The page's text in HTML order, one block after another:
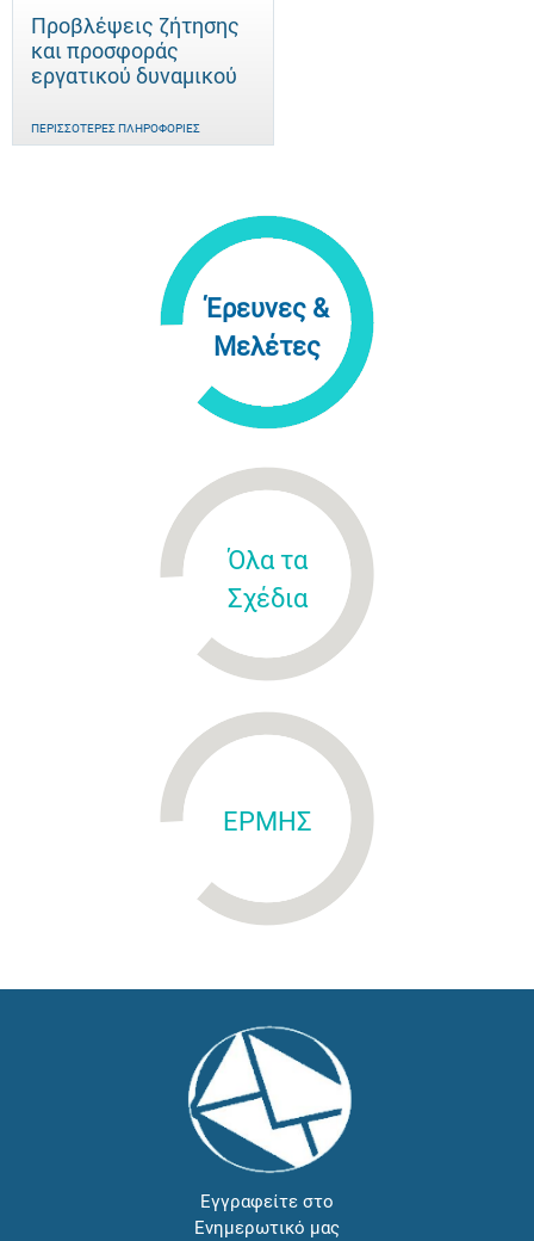
Προβλέψεις ζήτησης
και προσφοράς
εργατικού δυναμικού
ΠΕΡΙΣΣΌΤΕΡΕΣ ΠΛΗΡΟΦΟΡΊΕΣ
Έρευνες &
Μελέτες
Όλα τα
Σχέδια
ΕΡΜΗΣ
Εγγραφείτε στο
Ενημερωτικό μας